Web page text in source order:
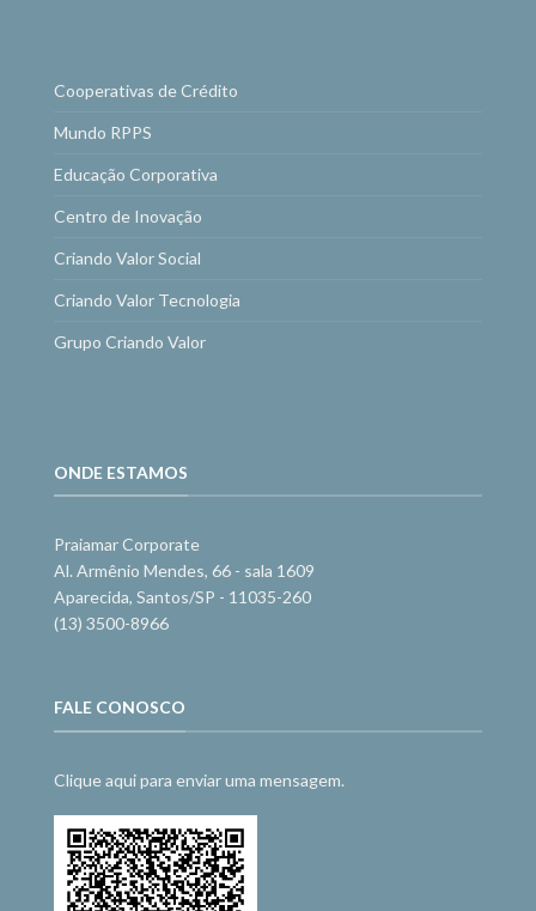
Cooperativas de Crédito
Mundo RPPS
Educação Corporativa
Centro de Inovação
Criando Valor Social
Criando Valor Tecnologia
Grupo Criando Valor
ONDE ESTAMOS
Praiamar Corporate
Al. Armênio Mendes, 66 - sala 1609
Aparecida, Santos/SP - 11035-260
(13) 3500-8966
FALE CONOSCO
Clique aqui para enviar uma mensagem.